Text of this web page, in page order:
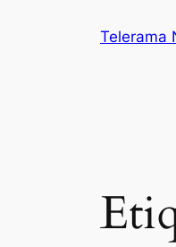
Telerama